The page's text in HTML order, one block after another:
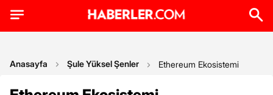
Anasayfa Şule Yüksel Şenler Ethereum Ekosistemi